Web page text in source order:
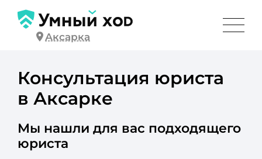
Аксарка
Консультация юриста
в Аксарке
Мы нашли для вас подходящего
юриста